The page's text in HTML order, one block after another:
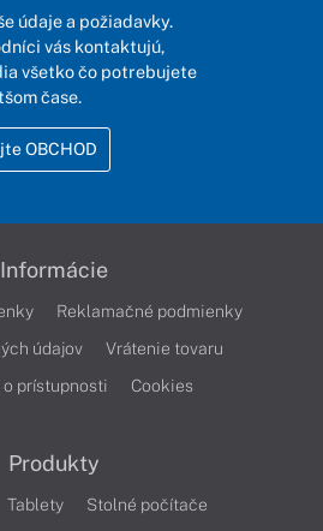
údaje a požiadavky.
vás kontaktujú,
všetko čo potrebujete
čase.
OBCHOD
Informácie
Reklamačné podmienky
údajov
Vrátenie tovaru
prístupnosti
Cookies
Produkty
Tablety
Stolné počítače